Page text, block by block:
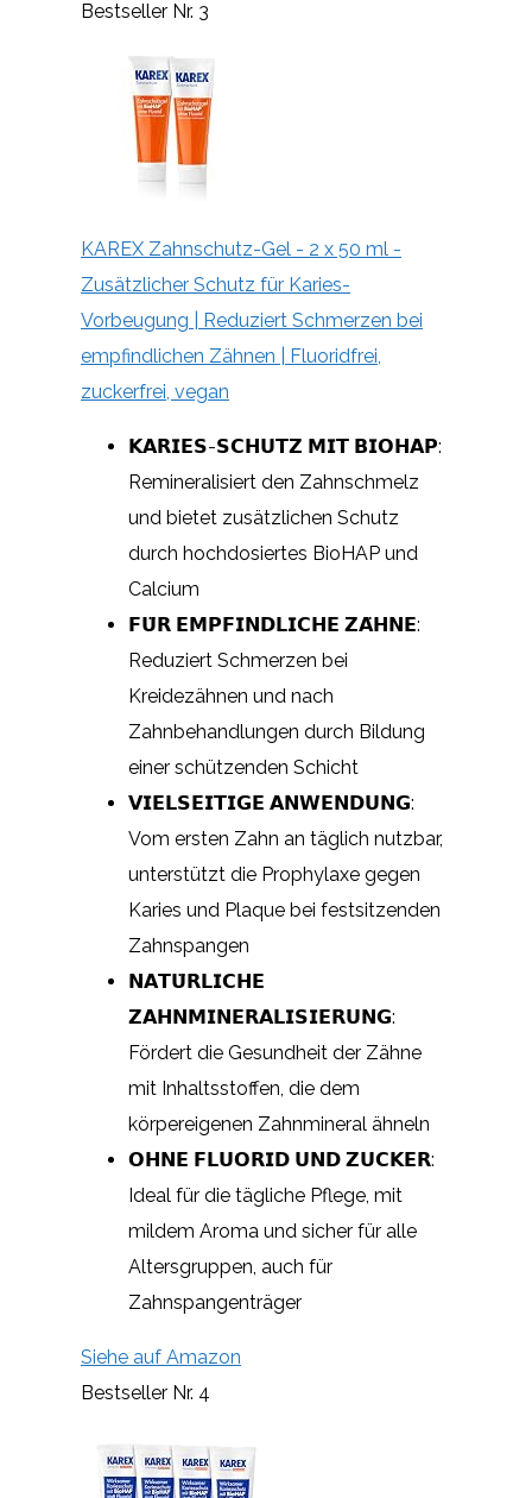
Bestseller Nr. 3
KAREX Zahnschutz-Gel - 2 x 50 ml -
Zusätzlicher Schutz für Karies-
Vorbeugung | Reduziert Schmerzen bei
empfindlichen Zähnen | Fluoridfrei,
zuckerfrei, vegan
𝗞𝗔𝗥𝗜𝗘𝗦-𝗦𝗖𝗛𝗨𝗧𝗭 𝗠𝗜𝗧 𝗕𝗜𝗢𝗛𝗔𝗣:
Remineralisiert den Zahnschmelz
und bietet zusätzlichen Schutz
durch hochdosiertes BioHAP und
Calcium
𝗙𝗨̈𝗥 𝗘𝗠𝗣𝗙𝗜𝗡𝗗𝗟𝗜𝗖𝗛𝗘 𝗭𝗔̈𝗛𝗡𝗘:
Reduziert Schmerzen bei
Kreidezähnen und nach
Zahnbehandlungen durch Bildung
einer schützenden Schicht
𝗩𝗜𝗘𝗟𝗦𝗘𝗜𝗧𝗜𝗚𝗘 𝗔𝗡𝗪𝗘𝗡𝗗𝗨𝗡𝗚:
Vom ersten Zahn an täglich nutzbar,
unterstützt die Prophylaxe gegen
Karies und Plaque bei festsitzenden
Zahnspangen
𝗡𝗔𝗧𝗨̈𝗥𝗟𝗜𝗖𝗛𝗘
𝗭𝗔𝗛𝗡𝗠𝗜𝗡𝗘𝗥𝗔𝗟𝗜𝗦𝗜𝗘𝗥𝗨𝗡𝗚:
Fördert die Gesundheit der Zähne
mit Inhaltsstoffen, die dem
körpereigenen Zahnmineral ähneln
𝗢𝗛𝗡𝗘 𝗙𝗟𝗨𝗢𝗥𝗜𝗗 𝗨𝗡𝗗 𝗭𝗨𝗖𝗞𝗘𝗥:
Ideal für die tägliche Pflege, mit
mildem Aroma und sicher für alle
Altersgruppen, auch für
Zahnspangenträger
Siehe auf Amazon
Bestseller Nr. 4